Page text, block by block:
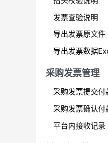
发票查验说明
导出发票原文件
导出发票数据
采购发票管理
采购发票提交付
采购发票确认付
平台内接收记录